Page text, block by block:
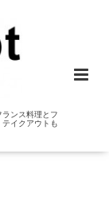
ンス料理とフ
イクアウトも